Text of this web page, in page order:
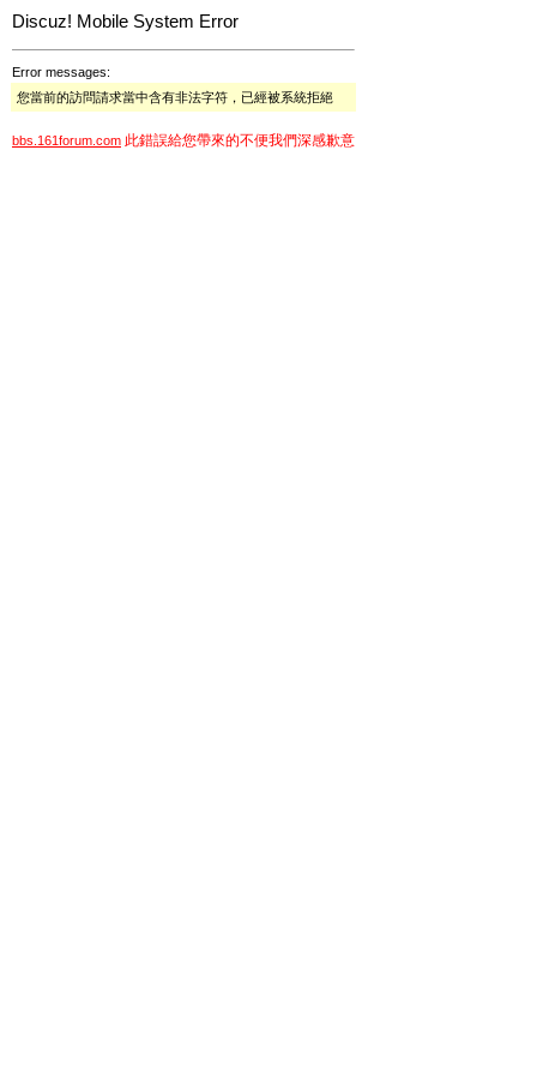
Discuz! Mobile System Error
Error messages:
您當前的訪問請求當中含有非法字符，已經被系統拒絕
bbs.161forum.com 此錯誤給您帶來的不便我們深感歉意